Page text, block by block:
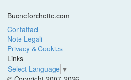
Buoneforchette.com
Contattaci
Note Legali
Privacy & Cookies
Links
Select Language ▼